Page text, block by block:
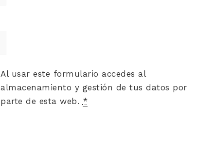
Al usar este formulario accedes al
almacenamiento y gestión de tus datos por
parte de esta web. *